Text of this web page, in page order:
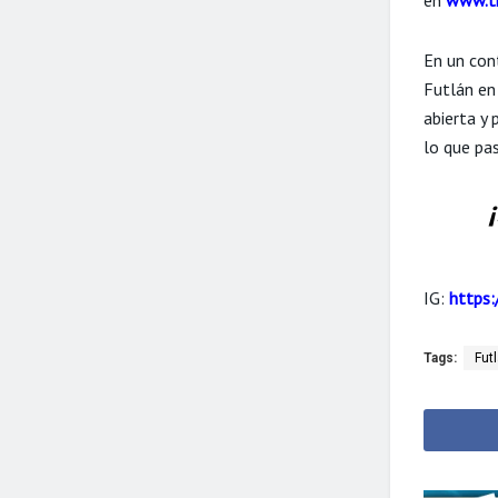
En un
Futlán
abierta y
lo que
IG:
Tags: